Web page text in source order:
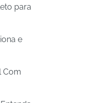
para
e
Com